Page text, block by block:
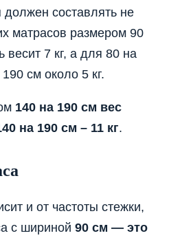
составлять не
матрасов размером 90
весит 7 кг, а для 80 на
см около 5 кг.
140 на 190 см вес
на 190 см – 11 кг.
и от частоты стежки,
с шириной 90 см — это